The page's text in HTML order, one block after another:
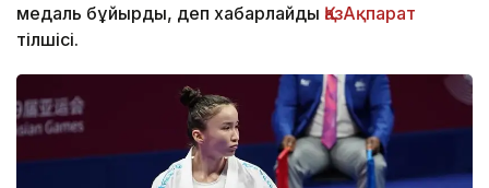
медаль бұйырды, деп хабарлайды ҚазАқпарат
тілшісі.